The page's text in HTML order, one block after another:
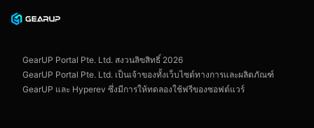
GearUP Portal Pte. Ltd. สงวนลิขสิทธิ์ 2026
GearUP Portal Pte. Ltd. เป็นเจ้าของทั้งเว็บไซต์ทางการและผลิตภัณฑ์
GearUP และ Hyperev ซึ่งมีการให้ทดลองใช้ฟรีของซอฟต์แวร์